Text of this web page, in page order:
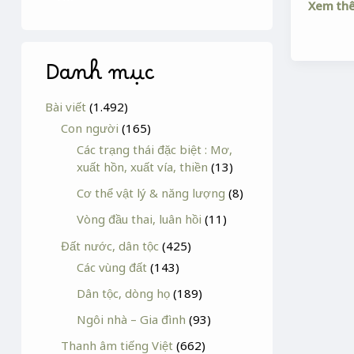
Danh mục
Bài viết (1.492)
Con người (165)
Các trạng thái đặc biệt : Mơ,
xuất hồn, xuất vía, thiền (13)
Cơ thể vật lý & năng lượng (8)
Vòng đầu thai, luân hồi (11)
Đất nước, dân tộc (425)
Các vùng đất (143)
Dân tộc, dòng họ (189)
Ngôi nhà – Gia đình (93)
Thanh âm tiếng Việt (662)
Xem